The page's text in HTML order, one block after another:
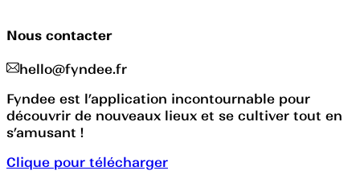
Nous contacter
hello@fyndee.fr
Fyndee est l’application incontournable pour
découvrir de nouveaux lieux et se cultiver tout en
s’amusant !
Clique pour télécharger